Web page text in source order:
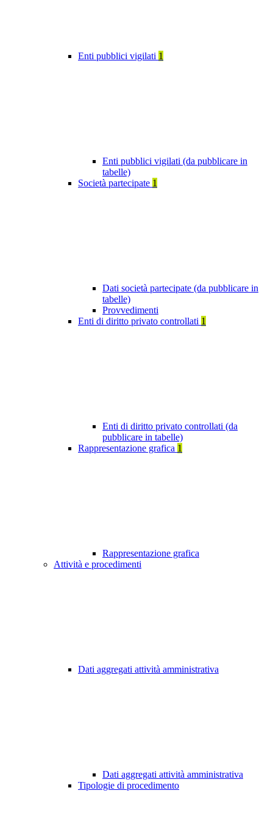
Enti pubblici vigilati 1
Enti pubblici vigilati (da pubblicare in
tabelle)
Società partecipate 1
Dati società partecipate (da pubblicare in
tabelle)
Provvedimenti
Enti di diritto privato controllati 1
Enti di diritto privato controllati (da
pubblicare in tabelle)
Rappresentazione grafica 1
Rappresentazione grafica
Attività e procedimenti
Dati aggregati attività amministrativa
Dati aggregati attività amministrativa
Tipologie di procedimento